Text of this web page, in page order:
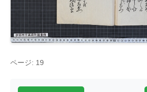
ページ: 19